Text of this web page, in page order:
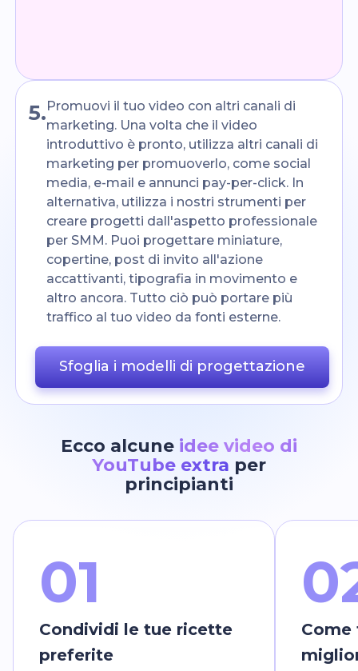
5.Promuovi il tuo video con altri canali di
marketing. Una volta che il video
introduttivo è pronto, utilizza altri canali di
marketing per promuoverlo, come social
media, e-mail e annunci pay-per-click. In
alternativa, utilizza i nostri strumenti per
creare progetti dall'aspetto professionale
per SMM. Puoi progettare miniature,
copertine, post di invito all'azione
accattivanti, tipografia in movimento e
altro ancora. Tutto ciò può portare più
traffico al tuo video da fonti esterne.
Sfoglia i modelli di progettazione
Ecco alcune idee video di
YouTube extra per
principianti
01
Condividi le tue ricette
preferite
0
Come